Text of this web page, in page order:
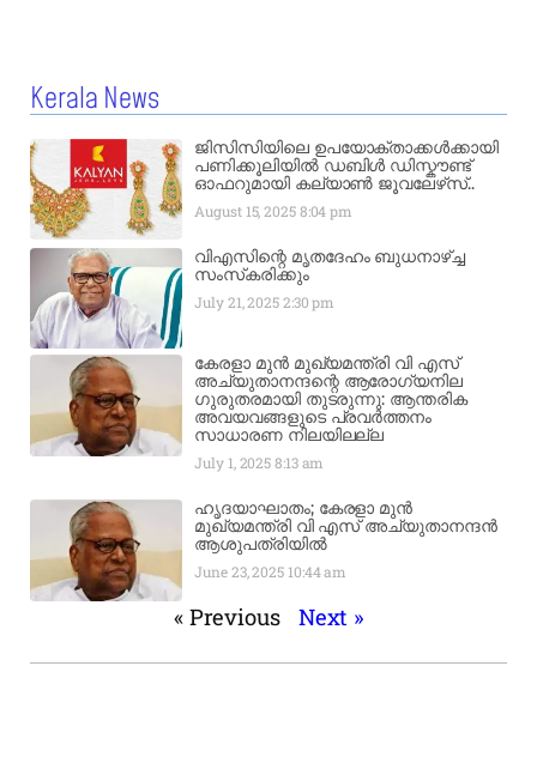
Kerala News
ജിസിസിയിലെ ഉപയോക്താക്കൾക്കായി
പണിക്കൂലിയിൽ ഡബിൾ ഡിസ്കൗണ്ട്
ഓഫറുമായി കല്യാൺ ജൂവലേഴ്‌സ്..
August 15, 20258:04 pm
വിഎസിന്റെ മൃതദേഹം ബുധനാഴ്ച്ച
സംസ്‌കരിക്കും
July 21, 20252:30 pm
കേരളാ മുൻ മുഖ്യമന്ത്രി വി എസ്
അച്യുതാനന്ദന്റെ ആരോഗ്യനില
ഗുരുതരമായി തുടരുന്നു: ആന്തരിക
അവയവങ്ങളുടെ പ്രവർത്തനം
സാധാരണ നിലയിലല്ല
July 1, 20258:13 am
ഹൃദയാഘാതം; കേരളാ മുൻ
മുഖ്യമന്ത്രി വി എസ് അച്യുതാനന്ദൻ
ആശുപത്രിയിൽ
June 23, 2025 10:44 am
« Previous Next »